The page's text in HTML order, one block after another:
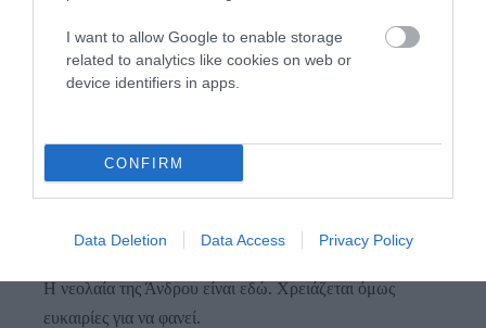
I want to allow Google to enable storage
related to analytics like cookies on web or
device identifiers in apps.
CONFIRM
Data Deletion Data Access Privacy Policy
ΕΚΔΗΛΩΣΕΙΣ ΤΩΝ ΗΜΕΡΩΝ: Παγοποιείο
Μαντζαβελάκη & Καΐρειος Βιβλιοθήκη
Μπέκετ
Η νεολαία της Άνδρου είναι εδώ. Χρειάζεται όμως
ευκαιρίες για να φανεί.